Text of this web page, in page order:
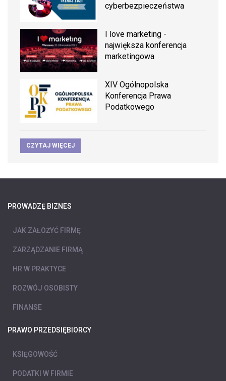
cyberbezpieczeństwa
I love marketing -
największa konferencja
marketingowa
XIV Ogólnopolska
Konferencja Prawa
Podatkowego
CZYTAJ WIĘCEJ
PROWADZĘ BIZNES
JAK ZAŁOŻYĆ FIRMĘ
ZARZĄDZANIE FIRMĄ
HR W PRAKTYCE
ROZWÓJ OSOBISTY
FINANSE
PRAWO PRZEDSIĘBIORCY
KSIĘGOWOŚĆ
PODATKI W FIRMIE